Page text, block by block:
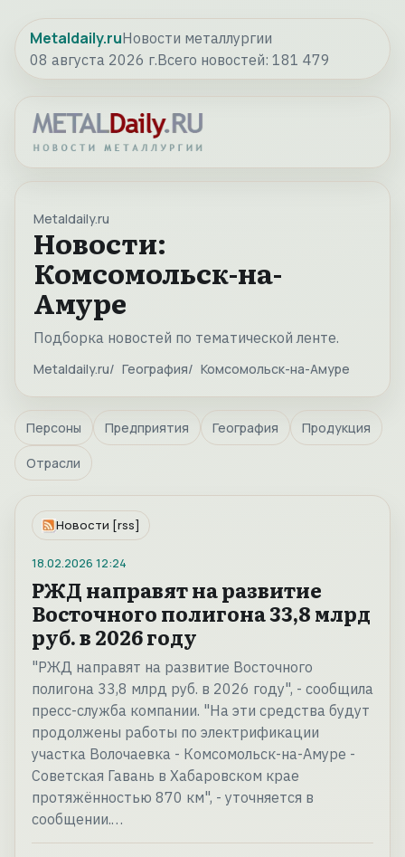
Metaldaily.ruНовости металлургии
08 августа 2026 г.Всего новостей: 181 479
Metaldaily.ru
Новости:
Комсомольск-на-
Амуре
Подборка новостей по тематической ленте.
Metaldaily.ru География Комсомольск-на-Амуре
Персоны Предприятия География Продукция
Отрасли
Новости [rss]
18.02.2026 12:24
РЖД направят на развитие
Восточного полигона 33,8 млрд
руб. в 2026 году
"РЖД направят на развитие Восточного
полигона 33,8 млрд руб. в 2026 году", - сообщила
пресс-служба компании. "На эти средства будут
продолжены работы по электрификации
участка Волочаевка - Комсомольск-на-Амуре -
Советская Гавань в Хабаровском крае
протяжённостью 870 км", - уточняется в
сообщении.…